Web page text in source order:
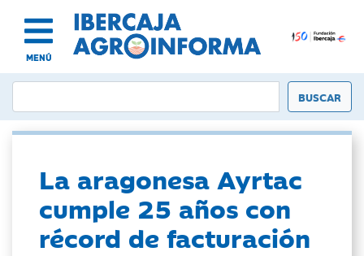
MENÚ
La aragonesa Ayrtac
cumple 25 años con
récord de facturación